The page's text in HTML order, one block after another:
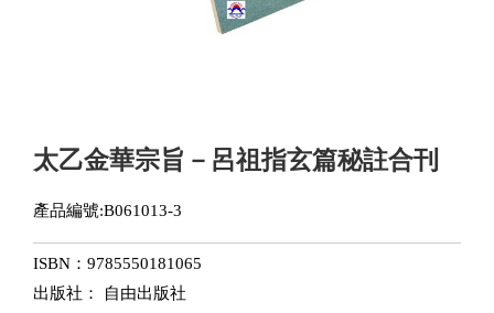
太乙金華宗旨－呂祖指玄篇秘註合刊
產品編號:B061013-3
ISBN：9785550181065
出版社： 自由出版社